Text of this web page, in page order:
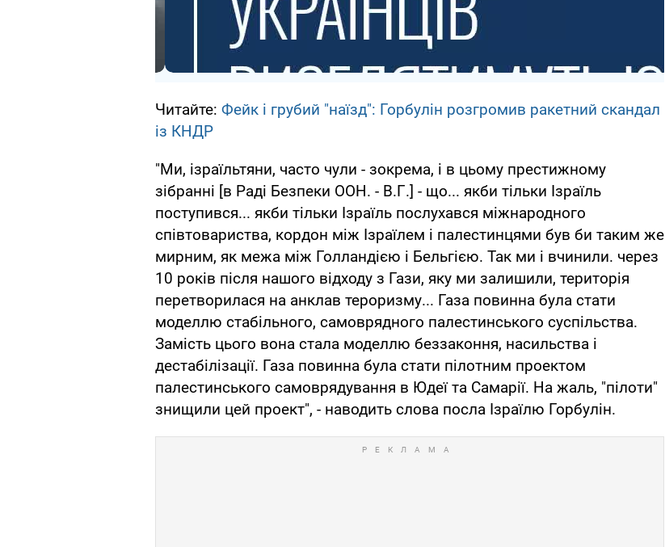
Читайте: Фейк і грубий "наїзд": Горбулін розгромив ракетний скандал
із КНДР
"Ми, ізраїльтяни, часто чули - зокрема, і в цьому престижному
зібранні [в Раді Безпеки ООН. - В.Г.] - що... якби тільки Ізраїль
поступився... якби тільки Ізраїль послухався міжнародного
співтовариства, кордон між Ізраїлем і палестинцями був би таким же
мирним, як межа між Голландією і Бельгією. Так ми і вчинили. через
10 років після нашого відходу з Гази, яку ми залишили, територія
перетворилася на анклав тероризму... Газа повинна була стати
моделлю стабільного, самоврядного палестинського суспільства.
Замість цього вона стала моделлю беззаконня, насильства і
дестабілізації. Газа повинна була стати пілотним проектом
палестинського самоврядування в Юдеї та Самарії. На жаль, "пілоти"
знищили цей проект", - наводить слова посла Ізраїлю Горбулін.